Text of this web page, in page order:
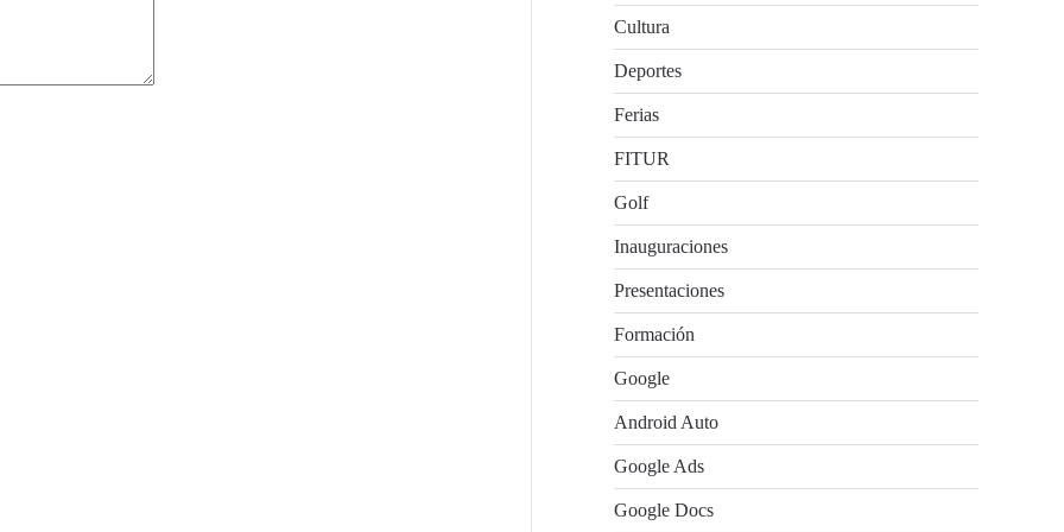
Cultura
Deportes
Ferias
FITUR
Golf
Inauguraciones
Presentaciones
Formación
Google
Android Auto
Google Ads
Google Docs